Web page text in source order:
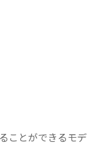
ことができるモデ